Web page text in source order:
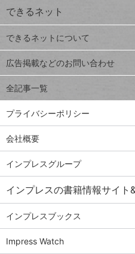
close
閉じ
る
連載
Excel Q&A
トイアンナ流仕
事術
PowerAutomate
ではじめる業務
の完全自動化
AI議事録作成術
Windows 11
Q&A
Teams踏み込み
活用術
Excel講師の仕事
術
できるネット
できるネットについて
広告掲載などのお問い合わせ
全記事一覧
プライバシーポリシー
会社概要
インプレスグループ
インプレスの書籍情報サイト
インプレスブックス
Impress Watch